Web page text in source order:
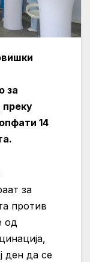
за
преку
14
за
против
од
ден да се